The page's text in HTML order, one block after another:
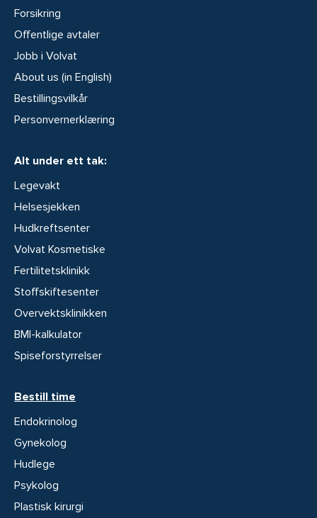
Forsikring
Offentlige avtaler
Jobb i Volvat
About us (in English)
Bestillingsvilkår
Personvernerklæring
Alt under ett tak:
Legevakt
Helsesjekken
Hudkreftsenter
Volvat Kosmetiske
Fertilitetsklinikk
Stoffskiftesenter
Overvektsklinikken
BMI-kalkulator
Spiseforstyrrelser
Bestill time
Endokrinolog
Gynekolog
Hudlege
Psykolog
Plastisk kirurgi